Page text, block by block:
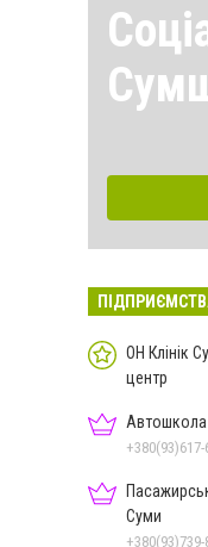
ОН Клінік
центр
+380(93)617-
Суми